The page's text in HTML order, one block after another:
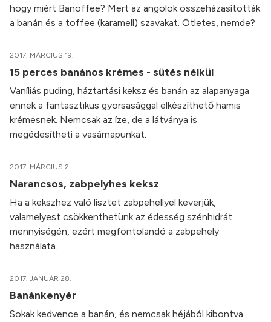
hogy miért Banoffee? Mert az angolok összeházasították
a banán és a toffee (karamell) szavakat. Ötletes, nemde?
2017. MÁRCIUS 19.
15 perces banános krémes - sütés nélkül
Vaníliás puding, háztartási keksz és banán az alapanyaga
ennek a fantasztikus gyorsasággal elkészíthető hamis
krémesnek. Nemcsak az íze, de a látványa is
megédesítheti a vasárnapunkat.
2017. MÁRCIUS 2.
Narancsos, zabpelyhes keksz
Ha a kekszhez való lisztet zabpehellyel keverjük,
valamelyest csökkenthetünk az édesség szénhidrát
mennyiségén, ezért megfontolandó a zabpehely
használata.
2017. JANUÁR 28.
Banánkenyér
Sokak kedvence a banán, és nemcsak héjából kibontva